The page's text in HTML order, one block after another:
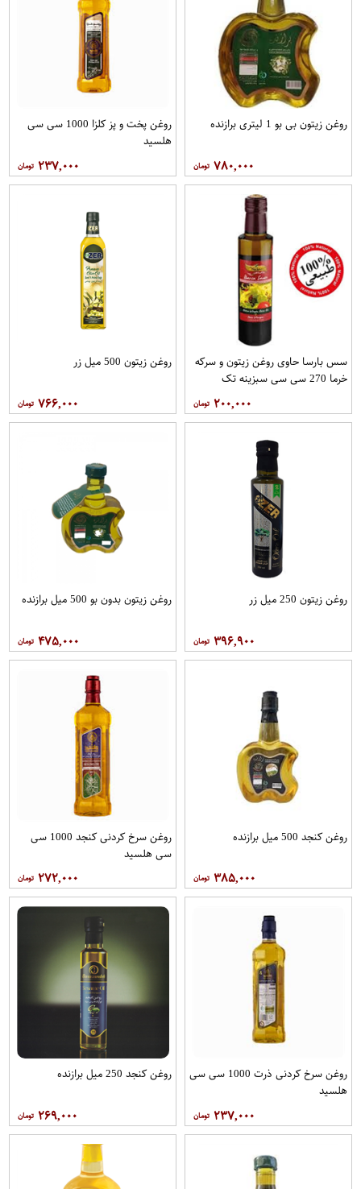
روغن زیتون بی بو 1 لیتری برازنده
۷۸۰,۰۰۰
روغن پخت و پز کلزا 1000 سی سی
هلسید
۲۳۷,۰۰۰
سس بارسا حاوی روغن زیتون و سرکه
خرما 270 سی سی سبزینه تک
۲۰۰,۰۰۰
روغن زیتون 500 میل زر
۷۶۶,۰۰۰
روغن زیتون 250 میل زر
۳۹۶,۹۰۰
روغن زیتون بدون بو 500 میل برازنده
۴۷۵,۰۰۰
روغن کنجد 500 میل برازنده
۳۸۵,۰۰۰
روغن سرخ کردنی کنجد 1000 سی
سی هلسید
۲۷۲,۰۰۰
روغن سرخ کردنی ذرت 1000 سی سی
هلسید
۲۳۷,۰۰۰
روغن کنجد 250 میل برازنده
۲۶۹,۰۰۰